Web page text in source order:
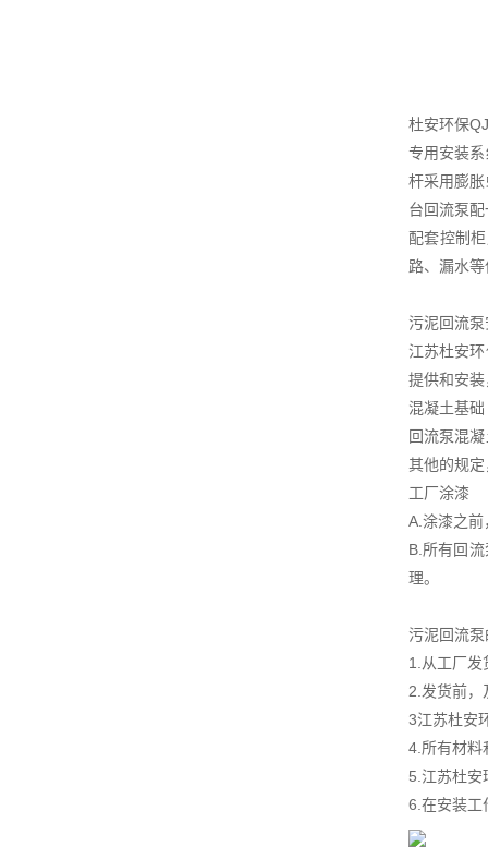
杜安环保
专用安装
杆采用膨
台回流泵
配套控制
路、漏水
污泥回流
江苏杜安
提供和安
混凝土基础
回流泵混
其他的规
工厂涂漆
A.涂漆之
B.所有回
理。
污泥回流
1.从工厂发
2.发货前，
3江苏杜安
4.所有材料
5.江苏杜安
6.在安装工